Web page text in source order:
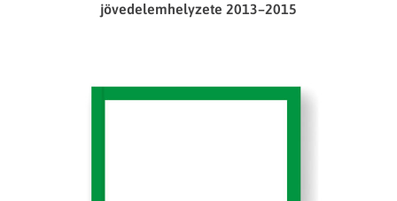
jövedelemhelyzete 2013–2015